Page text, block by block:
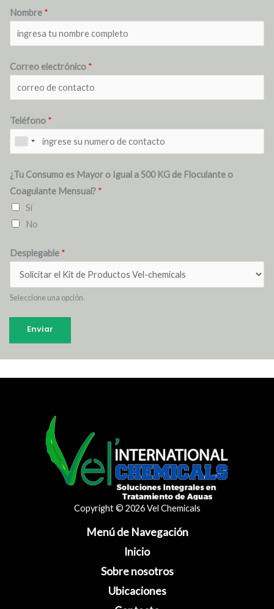
Nombre *
Correo electrónico *
Teléfono *
¿Tu Consumo es Mayor o Igual a 500 KG de Floculante o
Coagulante Mensual? *
Si
No
Desplegable *
Seleccione una opción.
Enviar
Copyright © 2026 Vel Chemicals
Menú de Navegación
Inicio
Sobre nosotros
Ubicaciones